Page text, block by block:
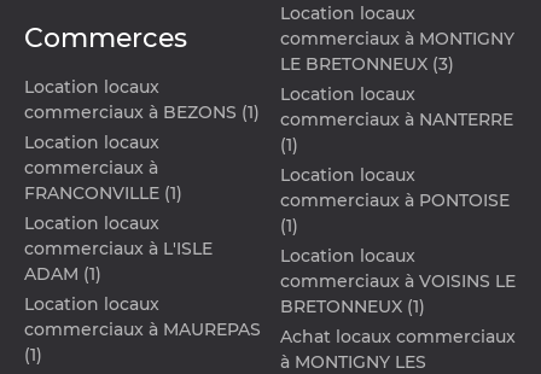
Commerces
Location locaux
commerciaux à BEZONS (1)
Location locaux
commerciaux à
FRANCONVILLE (1)
Location locaux
commerciaux à L'ISLE
ADAM (1)
Location locaux
commerciaux à MAUREPAS
(1)
Location locaux
commerciaux à MONTIGNY
LE BRETONNEUX (3)
Location locaux
commerciaux à NANTERRE
(1)
Location locaux
commerciaux à PONTOISE
(1)
Location locaux
commerciaux à VOISINS LE
BRETONNEUX (1)
Achat locaux commerciaux
à MONTIGNY LES